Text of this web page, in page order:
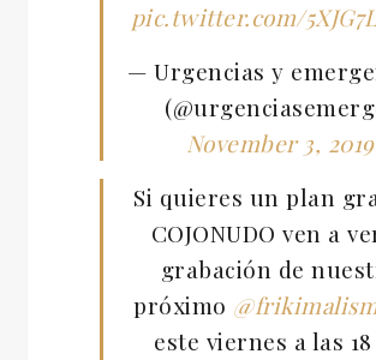
pic.twitter.com/
— Urgencias y
November 3, 2019
Si quieres un plan
COJONUDO ven a
grabación de
próximo
este viernes a las